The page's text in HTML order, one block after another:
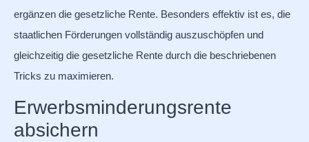
ergänzen die gesetzliche Rente. Besonders effektiv ist es, die
staatlichen Förderungen vollständig auszuschöpfen und
gleichzeitig die gesetzliche Rente durch die beschriebenen
Tricks zu maximieren.
Erwerbsminderungsrente
absichern